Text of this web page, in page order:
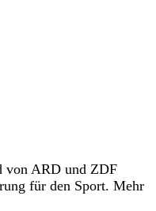
von ARD und ZDF
für den Sport. Mehr